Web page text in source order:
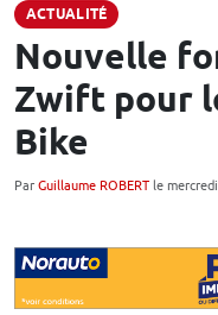
ACTUALITÉ
Nouvelle
Zwift pour
Bike
Par Guillaume ROBERT le